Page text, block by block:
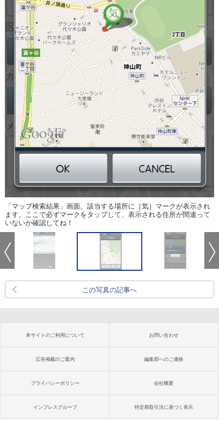
「マップ検索結果」画面。該当する場所に［気］マークが表示され
ます。ここで必ずマークをタップして、表示される住所が間違って
いないか確認してね！
この写真の記事へ
本サイトのご利用について お問い合わせ
広告掲載のご案内 編集部へのご連絡
プライバシーポリシー 会社概要
インプレスグループ 特定商取引法に基づく表示